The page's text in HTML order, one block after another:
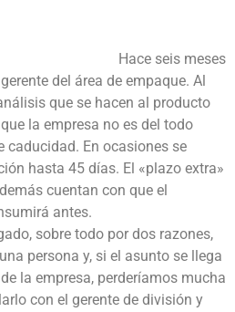
Hace seis meses
del área de empaque. Al
que se hacen al producto
la empresa no es del todo
caducidad. En ocasiones se
hasta 45 días. El «plazo extra»
cuentan con que el
antes.
sobre todo por dos razones,
persona y, si el asunto se llega
la empresa, perderíamos mucha
con el gerente de división y